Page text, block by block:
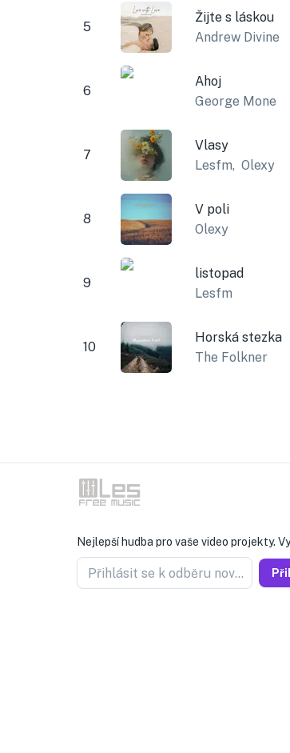
5
Žijte s láskou
Andrew Divine
6
Ahoj
George Mone
7
Vlasy
Lesfm, Olexy
8
V poli
Olexy
9
listopad
Lesfm
10
Horská stezka
The Folkner
Nejlepší hudba pro vaše video projekty.
Přihlásit se k odběru novinek